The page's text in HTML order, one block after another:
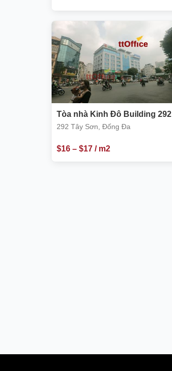
Tòa nhà Kinh Đô Building 292
Tây Sơn, Đống Đa
292 Tây Sơn, Đống Đa
$16– $17/ m2